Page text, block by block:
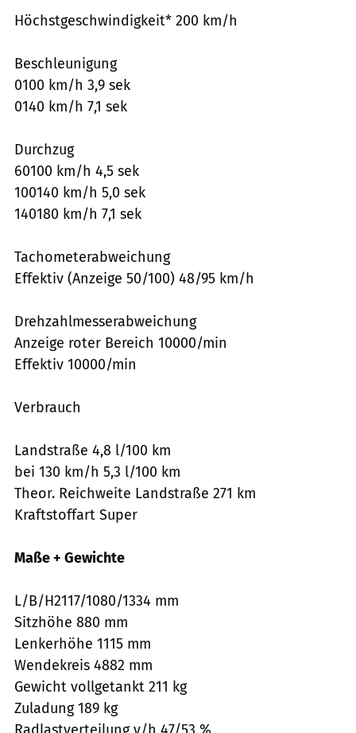
Höchstgeschwindigkeit* 200 km/h
Beschleunigung
0100 km/h 3,9 sek
0140 km/h 7,1 sek
Durchzug
60100 km/h 4,5 sek
100140 km/h 5,0 sek
140180 km/h 7,1 sek
Tachometerabweichung
Effektiv (Anzeige 50/100) 48/95 km/h
Drehzahlmesserabweichung
Anzeige roter Bereich 10000/min
Effektiv 10000/min
Verbrauch
Landstraße 4,8 l/100 km
bei 130 km/h 5,3 l/100 km
Theor. Reichweite Landstraße 271 km
Kraftstoffart Super
Maße + Gewichte
L/B/H2117/1080/1334 mm
Sitzhöhe 880 mm
Lenkerhöhe 1115 mm
Wendekreis 4882 mm
Gewicht vollgetankt 211 kg
Zuladung 189 kg